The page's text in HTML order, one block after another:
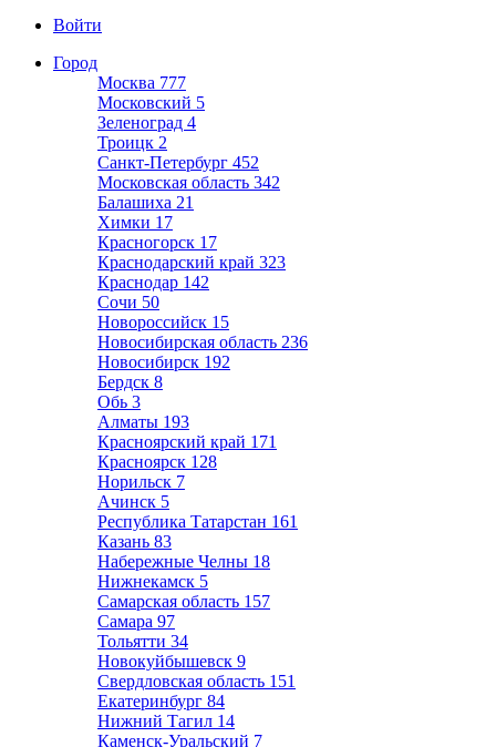
Войти
Город
Москва 777
Московский 5
Зеленоград 4
Троицк 2
Санкт-Петербург 452
Московская область 342
Балашиха 21
Химки 17
Красногорск 17
Краснодарский край 323
Краснодар 142
Сочи 50
Новороссийск 15
Новосибирская область 236
Новосибирск 192
Бердск 8
Обь 3
Алматы 193
Красноярский край 171
Красноярск 128
Норильск 7
Ачинск 5
Республика Татарстан 161
Казань 83
Набережные Челны 18
Нижнекамск 5
Самарская область 157
Самара 97
Тольятти 34
Новокуйбышевск 9
Свердловская область 151
Екатеринбург 84
Нижний Тагил 14
Каменск-Уральский 7